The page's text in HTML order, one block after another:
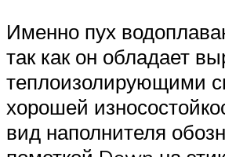
Именно пух
так как он обладает
теплоизолирующими
хорошей
вид наполнителя